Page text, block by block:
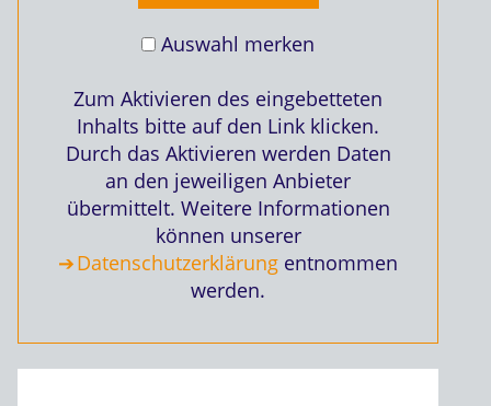
Auswahl merken
Zum Aktivieren des eingebetteten
Inhalts bitte auf den Link klicken.
Durch das Aktivieren werden Daten
an den jeweiligen Anbieter
übermittelt. Weitere Informationen
können unserer
Datenschutzerklärung entnommen
werden.